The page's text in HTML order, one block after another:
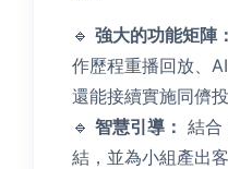
🔹 強大的功能矩陣：
作歷程重播回放、
還能接續實施同儕投
🔹 智慧引導： 結合
結，並為小組產出客